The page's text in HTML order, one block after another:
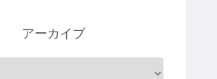
アーカイブ